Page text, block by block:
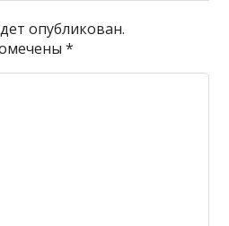
опубликован.
*